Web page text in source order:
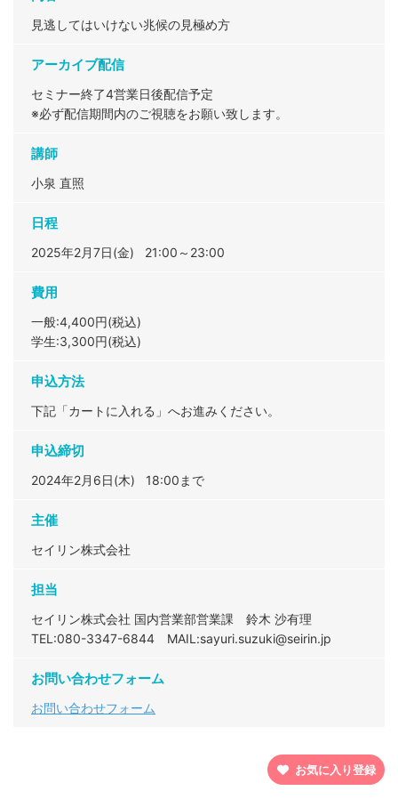
見逃してはいけない兆候の見極め方
アーカイブ配信
セミナー終了4営業日後配信予定
※必ず配信期間内のご視聴をお願い致します。
講師
小泉 直照
日程
2025年2月7日(金) 21:00～23:00
費用
一般:4,400円(税込)
学生:3,300円(税込)
申込方法
下記「カートに入れる」へお進みください。
申込締切
2024年2月6日(木) 18:00まで
主催
セイリン株式会社
担当
セイリン株式会社 国内営業部営業課 鈴木 沙有理
TEL:080-3347-6844 MAIL:sayuri.suzuki@seirin.jp
お問い合わせフォーム
お問い合わせフォーム
お気に入り登録